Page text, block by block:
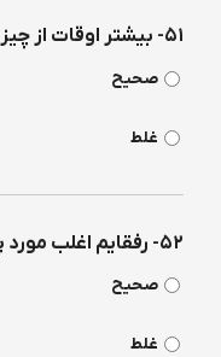
۵۱- بیشتر اوقات از چیزی دلواپسم.
صحیح
غلط
۵۲- رفقایم اغلب مورد پسند خانواده‌ام نبوده‌اند.
صحیح
غلط